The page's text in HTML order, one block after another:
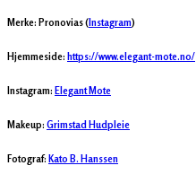
Merke: Pronovias ( Instagram)
Hjemmeside: https://www.elegant-mote.no/
Instagram: Elegant Mote
Makeup: Grimstad Hudpleie
Fotograf: Kato B. Hanssen